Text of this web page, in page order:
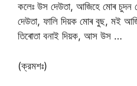
কলেঃ উস দেউতা, আজিহে মোৰ চুদন
দেউতা, ফালি দিয়ক মোৰ বুছ, মই
তিৰোতা বনাই দিয়ক, আস উস …
(ক্রমশঃ)